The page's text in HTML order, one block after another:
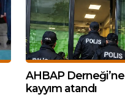
AHBAP Derneği’ne
kayyım atandı